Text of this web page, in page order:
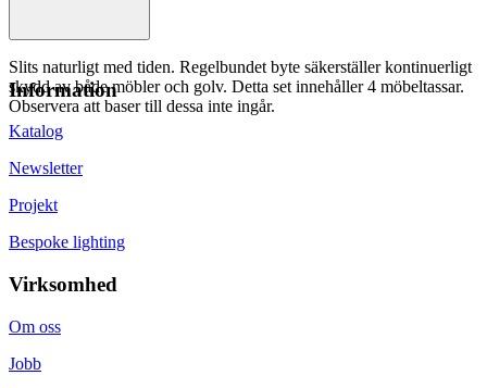
Slits naturligt med tiden. Regelbundet byte säkerställer kontinuerligt
skydd av både möbler och golv. Detta set innehåller 4 möbeltassar.
Observera att baser till dessa inte ingår.
Information
Katalog
Newsletter
Projekt
Bespoke lighting
Virksomhed
Om oss
Jobb